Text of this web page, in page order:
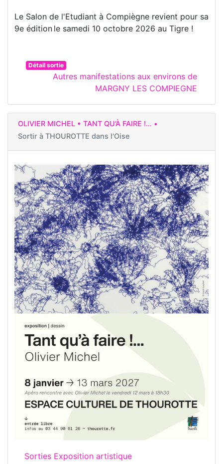
Le Salon de l'Etudiant à Compiègne revient pour sa
9e édition le samedi 10 octobre 2026 au Tigre !
Détail sortie
Autres manifestations aux environs de
MARGNY LES COMPIEGNE
OLIVIER MICHEL • TANT QU’À FAIRE !… •
Sortir à THOUROTTE dans l'Oise
Sorties Exposition artistique